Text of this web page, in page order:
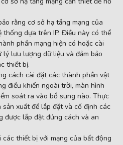
rằng cơ sở hạ tầng mạng của
dựa trên IP. Điều này có thể
phần mạng hiện có hoặc cài
lưu lượng dữ liệu và đảm bảo
thiết bị.
cách cài đặt các thành phần vật
điều khiển ngoài trời, màn hình
soát ra vào bổ sung nào. Thực
xuất để lắp đặt và cố định các
được lắp đặt đúng cách và an
các thiết bị với mạng của bất động